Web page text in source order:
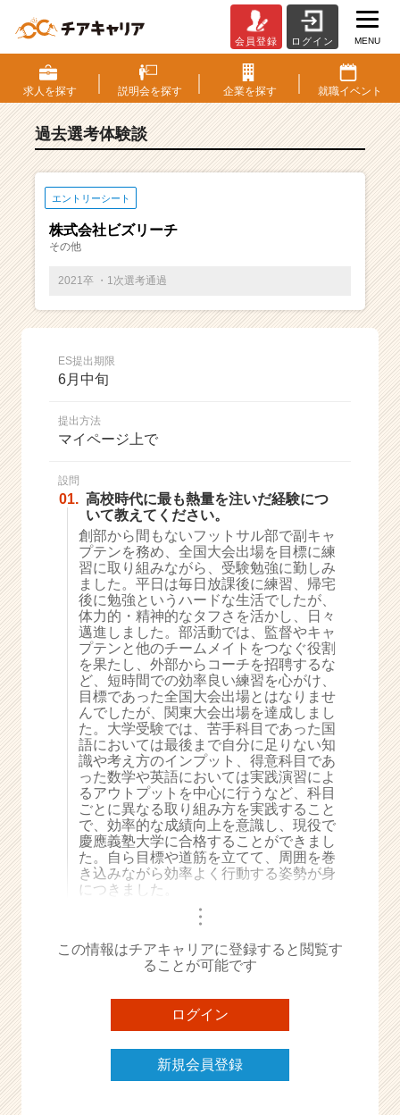
S・
選
考
験
ベ
チ
ー・
成
ス
ト
が
届
く
就
活
サ
イ
ト
チ
ア
キ
ャ
リ
ア
（C
h
e
e
r
C
a
e
r）
会員登録 ログイン MENU
求人を探す 説明会を探す 企業を探す 就職イベント
過去選考体験談
エントリーシート
株式会社ビズリーチ
その他
2021卒 ・1次選考通過
ES提出期限
6月中旬
提出方法
マイページ上で
設問
01. 高校時代に最も熱量を注いだ経験につ
いて教えてください。
創部から間もないフットサル部で副キャ
プテンを務め、全国大会出場を目標に練
習に取り組みながら、受験勉強に勤しみ
ました。平日は毎日放課後に練習、帰宅
後に勉強というハードな生活でしたが、
体力的・精神的なタフさを活かし、日々
邁進しました。部活動では、監督やキャ
プテンと他のチームメイトをつなぐ役割
を果たし、外部からコーチを招聘するな
ど、短時間での効率良い練習を心がけ、
目標であった全国大会出場とはなりませ
んでしたが、関東大会出場を達成しまし
た。大学受験では、苦手科目であった国
語においては最後まで自分に足りない知
識や考え方のインプット、得意科目であ
った数学や英語においては実践演習によ
るアウトプットを中心に行うなど、科目
ごとに異なる取り組み方を実践すること
で、効率的な成績向上を意識し、現役で
慶應義塾大学に合格することができまし
た。自ら目標や道筋を立てて、周囲を巻
き込みながら効率よく行動する姿勢が身
につきました。
・・・
この情報はチアキャリアに登録すると閲覧す
ることが可能です
ログイン
新規会員登録